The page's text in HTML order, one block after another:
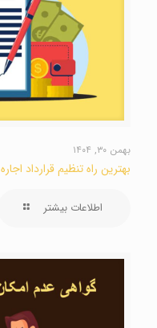
بهمن ۳۰, ۱۴۰۴
بهترین راه تنظیم قرارداد اجاره
اطلاعات بیشتر